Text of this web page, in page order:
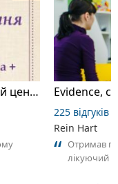
Центр-В, лікувально-діагностичний центр Evidence,
225 відгуків
Rein Hart
Отримав
лікуючий